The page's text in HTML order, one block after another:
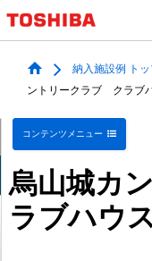
納入施設例 ト
ントリークラブ クラブ
コンテンツメニュー
烏山城カ
ラブハウ